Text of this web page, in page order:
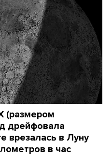
(размером
дрейфовала
врезалась в Луну
в час